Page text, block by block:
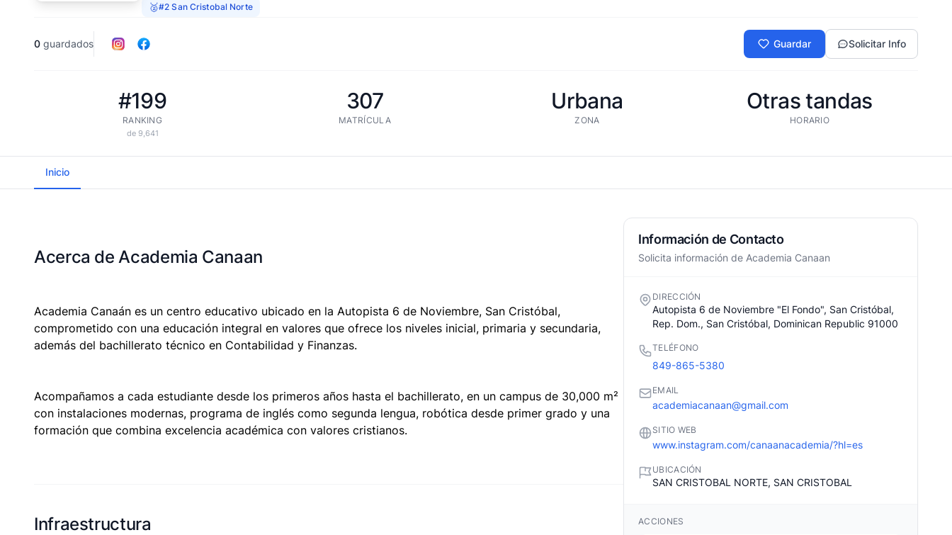
🥈#2 San Cristobal Norte
0 guardados Guardar Solicitar Info
#199
RANKING
de 9,641
307
MATRÍCULA
Urbana
ZONA
Otras tandas
HORARIO
Inicio
Acerca de Academia Canaan
Academia Canaán es un centro educativo ubicado en la Autopista 6 de Noviembre, San Cristóbal,
comprometido con una educación integral en valores que ofrece los niveles inicial, primaria y secundaria,
además del bachillerato técnico en Contabilidad y Finanzas.
Acompañamos a cada estudiante desde los primeros años hasta el bachillerato, en un campus de 30,000 m²
con instalaciones modernas, programa de inglés como segunda lengua, robótica desde primer grado y una
formación que combina excelencia académica con valores cristianos.
Infraestructura
Información de Contacto
Solicita información de Academia Canaan
DIRECCIÓN
Autopista 6 de Noviembre "El Fondo", San Cristóbal,
Rep. Dom., San Cristóbal, Dominican Republic 91000
TELÉFONO
849-865-5380
EMAIL
academiacanaan@gmail.com
SITIO WEB
www.instagram.com/canaanacademia/?hl=es
UBICACIÓN
SAN CRISTOBAL NORTE, SAN CRISTOBAL
ACCIONES